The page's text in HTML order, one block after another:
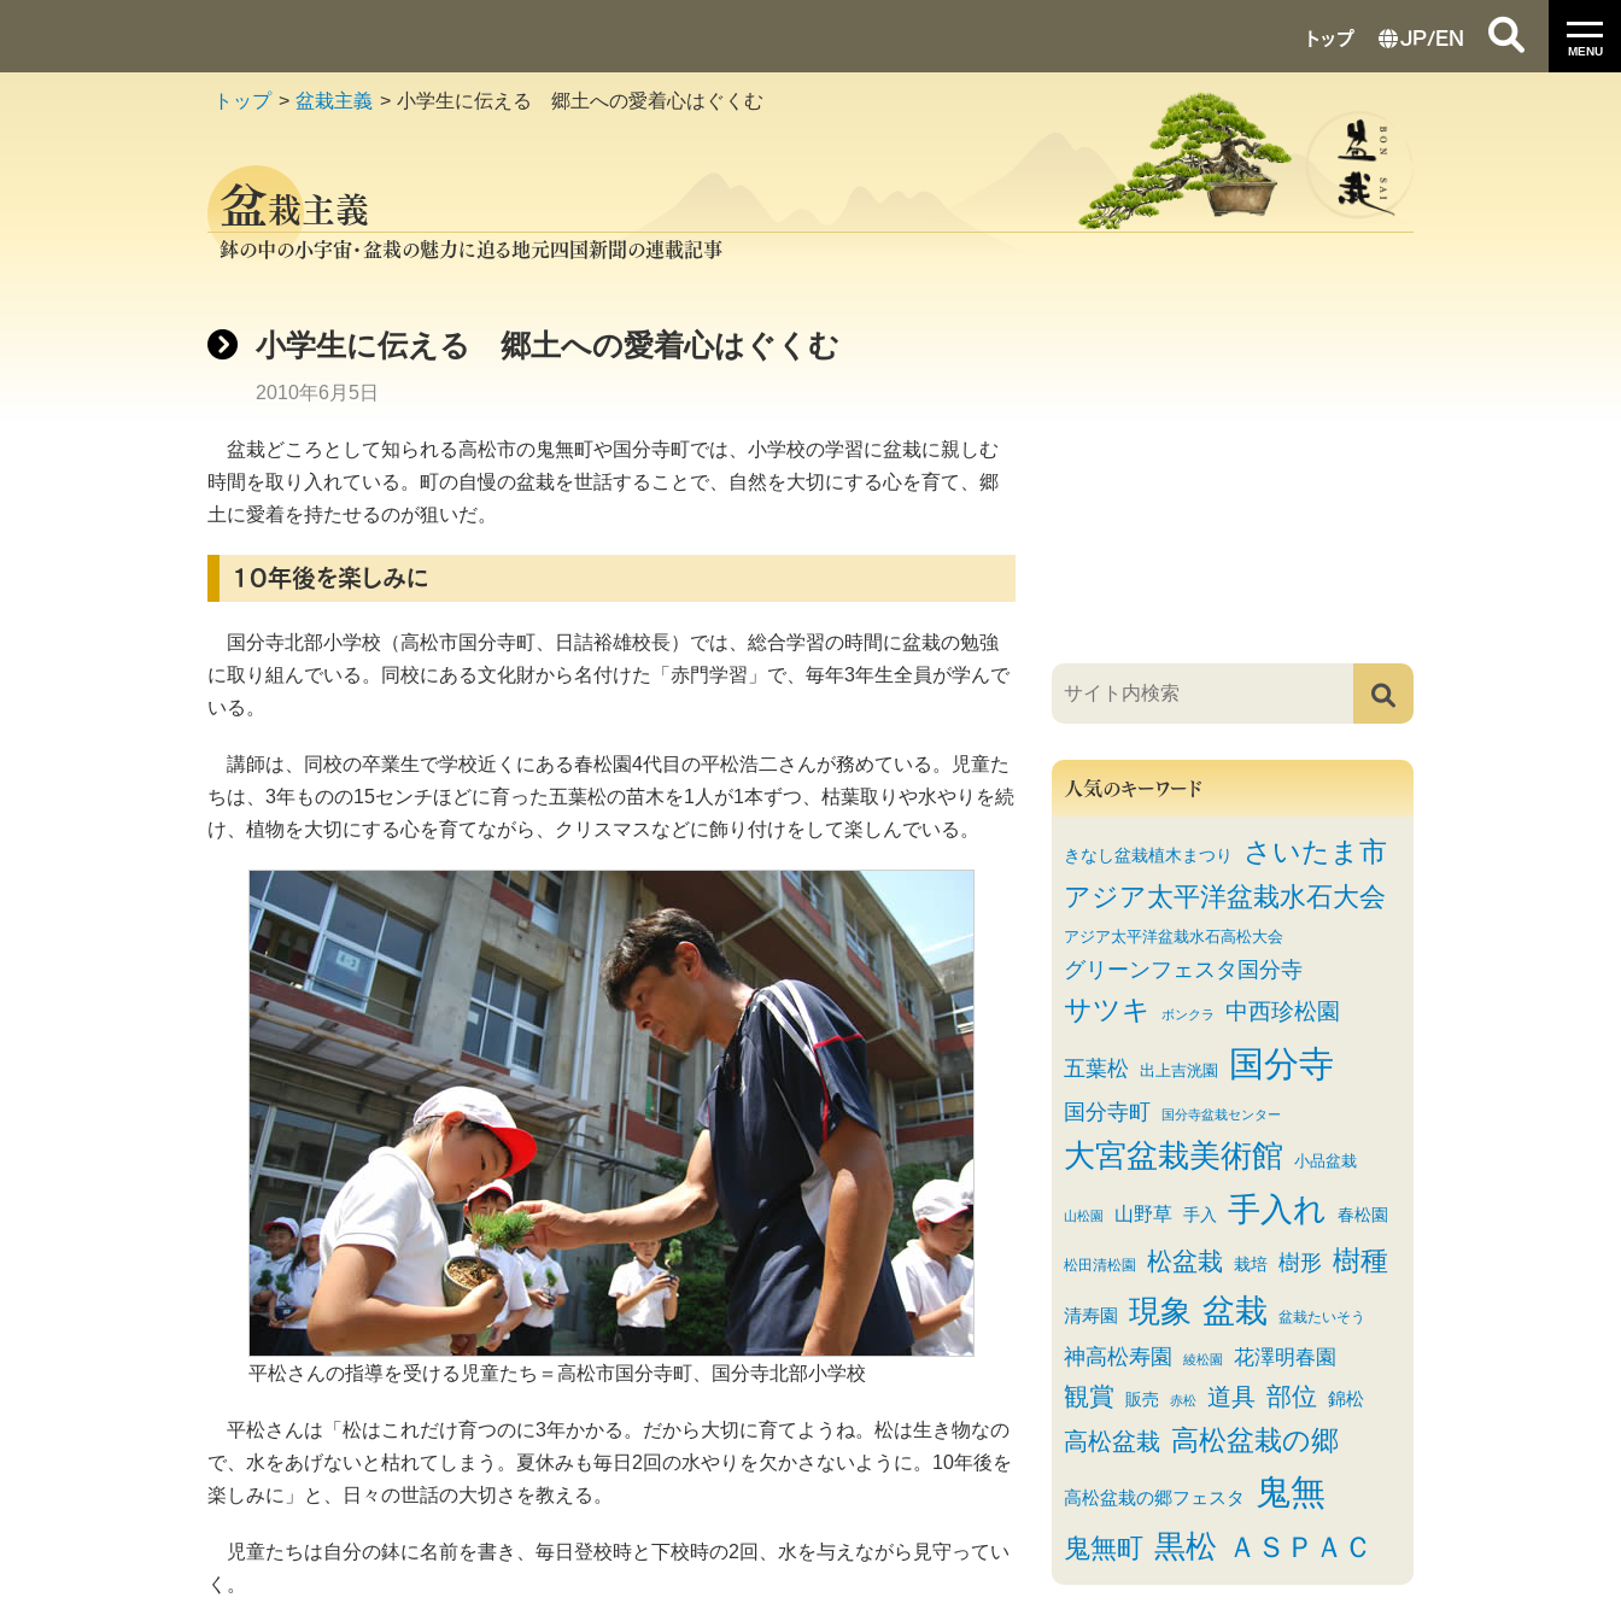
MENU
トップ JP/EN
トップ 盆栽主義 小学生に伝える 郷土への愛着心はぐくむ
盆栽主義
鉢の中の小宇宙・盆栽の魅力に迫る地元四国新聞の連載記事
小学生に伝える 郷土への愛着心はぐくむ
2010年6月5日
盆栽どころとして知られる高松市の鬼無町や国分寺町では、小学校の学習に盆栽に親しむ
時間を取り入れている。町の自慢の盆栽を世話することで、自然を大切にする心を育て、郷
土に愛着を持たせるのが狙いだ。
10年後を楽しみに
国分寺北部小学校（高松市国分寺町、日詰裕雄校長）では、総合学習の時間に盆栽の勉強
に取り組んでいる。同校にある文化財から名付けた「赤門学習」で、毎年3年生全員が学んで
いる。
講師は、同校の卒業生で学校近くにある春松園4代目の平松浩二さんが務めている。児童た
ちは、3年ものの15センチほどに育った五葉松の苗木を1人が1本ずつ、枯葉取りや水やりを続
け、植物を大切にする心を育てながら、クリスマスなどに飾り付けをして楽しんでいる。
平松さんの指導を受ける児童たち＝高松市国分寺町、国分寺北部小学校
平松さんは「松はこれだけ育つのに3年かかる。だから大切に育てようね。松は生き物なの
で、水をあげないと枯れてしまう。夏休みも毎日2回の水やりを欠かさないように。10年後を
楽しみに」と、日々の世話の大切さを教える。
児童たちは自分の鉢に名前を書き、毎日登校時と下校時の2回、水を与えながら見守ってい
く。
人気のキーワード
きなし盆栽植木まつり さいたま市
アジア太平洋盆栽水石大会
アジア太平洋盆栽水石高松大会
グリーンフェスタ国分寺
サツキ ボンクラ 中西珍松園
五葉松 出上吉洸園 国分寺
国分寺町 国分寺盆栽センター
大宮盆栽美術館 小品盆栽
山松園 山野草 手入 手入れ 春松園
松田清松園 松盆栽 栽培 樹形 樹種
清寿園 現象 盆栽 盆栽たいそう
神高松寿園 綾松園 花澤明春園
観賞 販売 赤松 道具 部位 錦松
高松盆栽 高松盆栽の郷
高松盆栽の郷フェスタ 鬼無
鬼無町 黒松 ＡＳＰＡＣ